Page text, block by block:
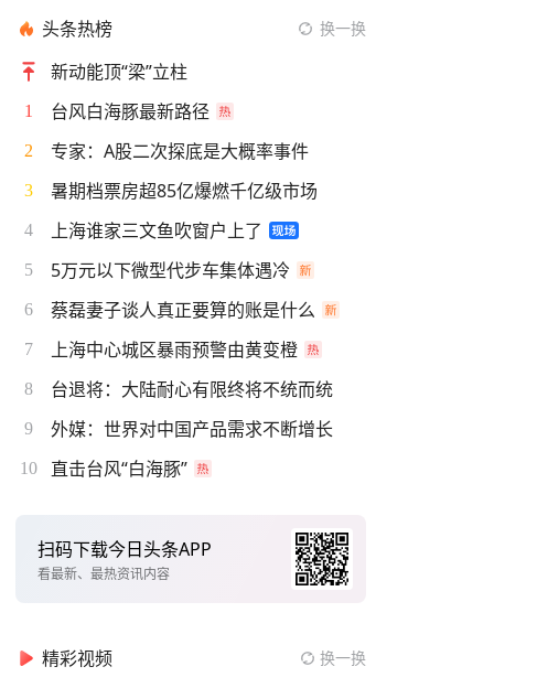
头条热榜 换一换
新动能顶“梁”立柱
1 台风白海豚最新路径
2 专家：A股二次探底是大概率事件
3 暑期档票房超85亿爆燃千亿级市场
4 上海谁家三文鱼吹窗户上了
5 5万元以下微型代步车集体遇冷
6 蔡磊妻子谈人真正要算的账是什么
7 上海中心城区暴雨预警由黄变橙
8 台退将：大陆耐心有限终将不统而统
9 外媒：世界对中国产品需求不断增长
10 直击台风“白海豚”
扫码下载今日头条APP
看最新、最热资讯内容
精彩视频 换一换